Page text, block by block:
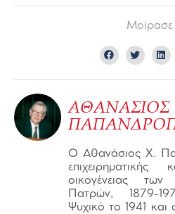
Μοίρασε
ΑΘΑΝΑΣΙΟΣ
Ο Αθανάσιος Χ.
επιχειρηματικής
οικογένειας
Πατρών, 1879-
Ψυχικό το 1941